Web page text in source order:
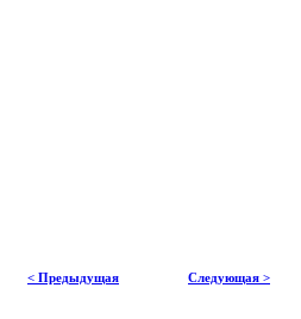
< Предыдущая Следующая >